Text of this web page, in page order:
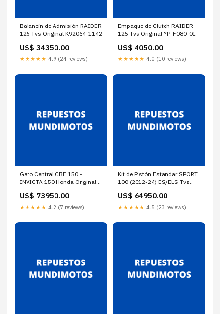
Balancín de Admisión RAIDER
125 Tvs Original K92064-1142
US$ 34350.00
★★★★★ 4.9 (24 reviews)
Empaque de Clutch RAIDER
125 Tvs Original YP-F080-01
US$ 4050.00
★★★★★ 4.0 (10 reviews)
Gato Central CBF 150 -
INVICTA 150 Honda Original
US$ 73950.00
★★★★★ 4.2 (7 reviews)
Kit de Pistón Estandar SPORT
100 (2012-24) ES/ELS Tvs
US$ 64950.00
★★★★★ 4.5 (23 reviews)